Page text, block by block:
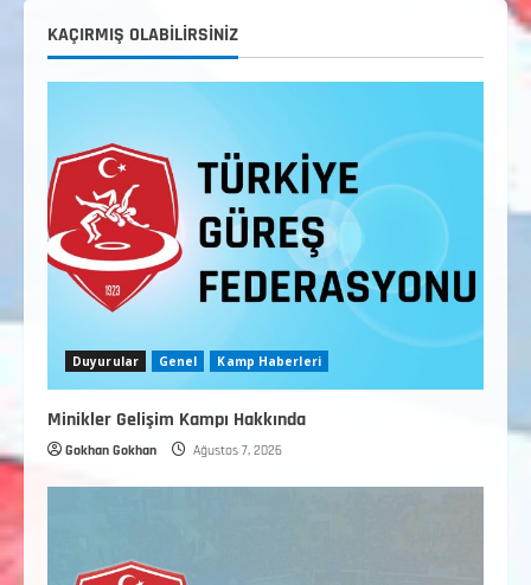
5
3. Kademe Güreş Antrenör Uygulama
KAÇIRMIŞ OLABILIRSINIZ
Duyurular Genel Kamp Haberleri
Minikler Gelişim Kampı Hakkında
Gokhan Gokhan Ağustos 7, 2026